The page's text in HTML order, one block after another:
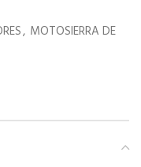
, MOTOSIERRA DE